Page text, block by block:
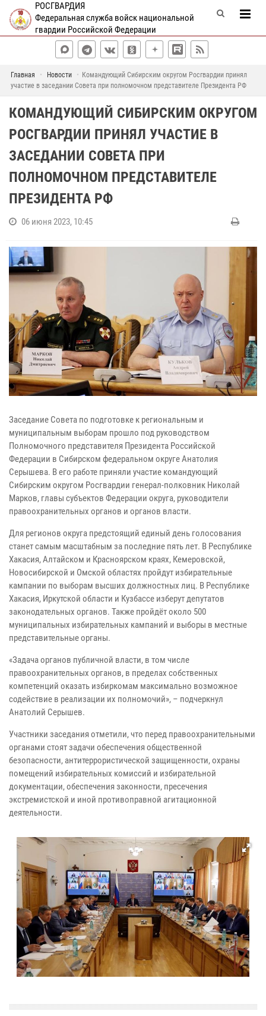
РОСГВАРДИЯ
Федеральная служба войск национальной
гвардии Российской Федерации
Главная Новости
Командующий Сибирским округом Росгвардии принял
участие в заседании Совета при полномочном представителе Президента РФ
КОМАНДУЮЩИЙ СИБИРСКИМ ОКРУГОМ
РОСГВАРДИИ ПРИНЯЛ УЧАСТИЕ В
ЗАСЕДАНИИ СОВЕТА ПРИ
ПОЛНОМОЧНОМ ПРЕДСТАВИТЕЛЕ
ПРЕЗИДЕНТА РФ
06 июня 2023, 10:45
Заседание Совета по подготовке к региональным и
муниципальным выборам прошло под руководством
Полномочного представителя Президента Российской
Федерации в Сибирском федеральном округе Анатолия
Серышева. В его работе приняли участие командующий
Сибирским округом Росгвардии генерал-полковник Николай
Марков, главы субъектов Федерации округа, руководители
правоохранительных органов и органов власти.
Для регионов округа предстоящий единый день голосования
станет самым масштабным за последние пять лет. В Республике
Хакасия, Алтайском и Красноярском краях, Кемеровской,
Новосибирской и Омской областях пройдут избирательные
кампании по выборам высших должностных лиц. В Республике
Хакасия, Иркутской области и Кузбассе изберут депутатов
законодательных органов. Также пройдёт около 500
муниципальных избирательных кампаний и выборы в местные
представительные органы.
«Задача органов публичной власти, в том числе
правоохранительных органов, в пределах собственных
компетенций оказать избиркомам максимально возможное
содействие в реализации их полномочий», – подчеркнул
Анатолий Серышев.
Участники заседания отметили, что перед правоохранительными
органами стоят задачи обеспечения общественной
безопасности, антитеррористической защищенности, охраны
помещений избирательных комиссий и избирательной
документации, обеспечения законности, пресечения
экстремистской и иной противоправной агитационной
деятельности.